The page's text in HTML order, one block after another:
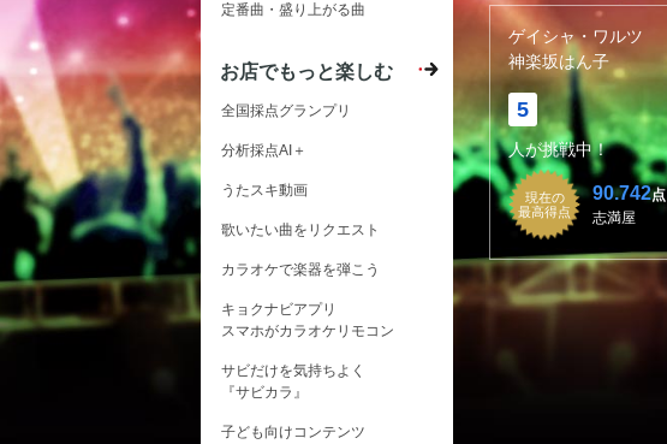
ゲイシャ・ワルツ
神楽坂はん子
5
人が挑戦中！
現在の
最高得点
90.742点
志満屋
定番曲・盛り上がる曲
お店でもっと楽しむ
全国採点グランプリ
分析採点AI＋
うたスキ動画
歌いたい曲をリクエスト
カラオケで楽器を弾こう
キョクナビアプリ
スマホがカラオケリモコン
サビだけを気持ちよく
『サビカラ』
子ども向けコンテンツ